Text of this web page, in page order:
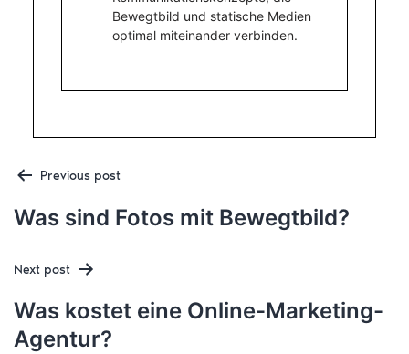
Bewegtbild und statische Medien
optimal miteinander verbinden.
Post
navigation
Previous post
Was sind Fotos mit Bewegtbild?
Next post
Was kostet eine Online-Marketing-
Agentur?